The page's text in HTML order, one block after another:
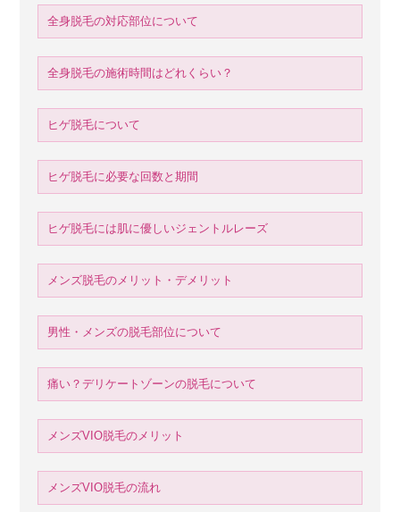
全身脱毛の対応部位について
全身脱毛の施術時間はどれくらい？
ヒゲ脱毛について
ヒゲ脱毛に必要な回数と期間
ヒゲ脱毛には肌に優しいジェントルレーズ
メンズ脱毛のメリット・デメリット
男性・メンズの脱毛部位について
痛い？デリケートゾーンの脱毛について
メンズVIO脱毛のメリット
メンズVIO脱毛の流れ